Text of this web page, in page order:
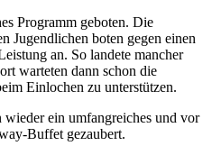
Programm geboten. Die
Jugendlichen boten gegen einen
an. So landete mancher
warteten dann schon die
Einlochen zu unterstützen.
ein umfangreiches und vor
Buffet gezaubert.